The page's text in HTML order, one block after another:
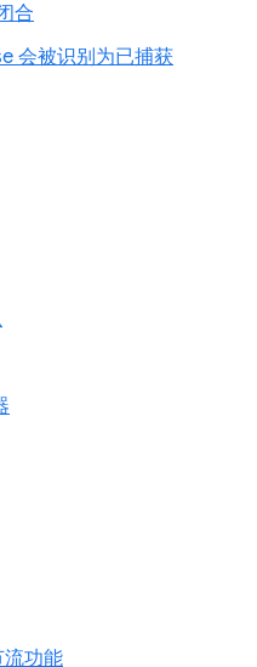
合
会被识别为已捕获
流功能